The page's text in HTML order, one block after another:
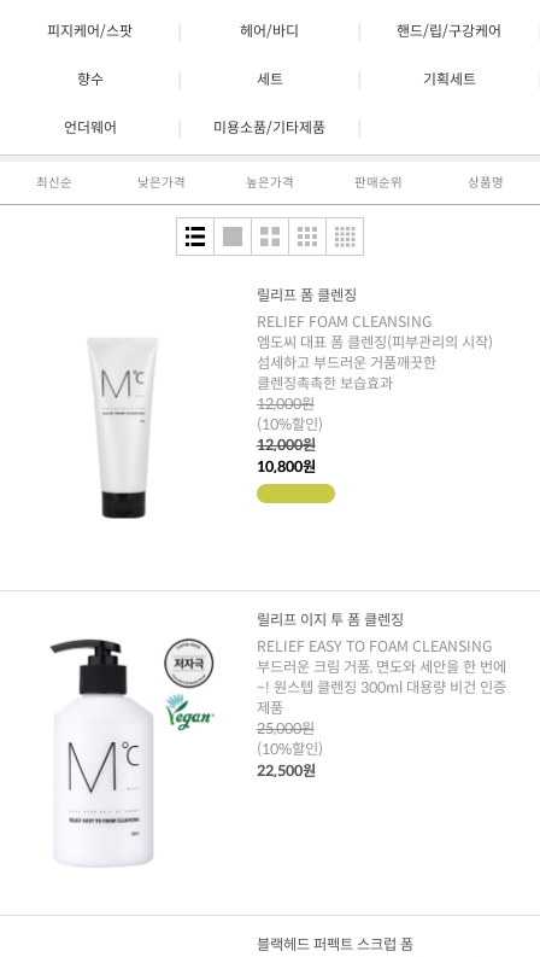
피지케어/스팟 헤어/바디 핸드/립/구강케어
향수 세트 기획세트
언더웨어 미용소품/기타제품
최신순 낮은가격 높은가격 판매순위 상품명
릴리프 폼 클렌징
RELIEF FOAM CLEANSING
엠도씨 대표 폼 클렌징(피부관리의 시작)
섬세하고 부드러운 거품깨끗한
클렌징촉촉한 보습효과
12,000원
(10%할인)
12,000원
10,800원
릴리프 이지 투 폼 클렌징
RELIEF EASY TO FOAM CLEANSING
부드러운 크림 거품, 면도와 세안을 한 번에
~! 원스텝 클렌징 300ml 대용량 비건 인증
제품
25,000원
(10%할인)
22,500원
블랙헤드 퍼펙트 스크럽 폼